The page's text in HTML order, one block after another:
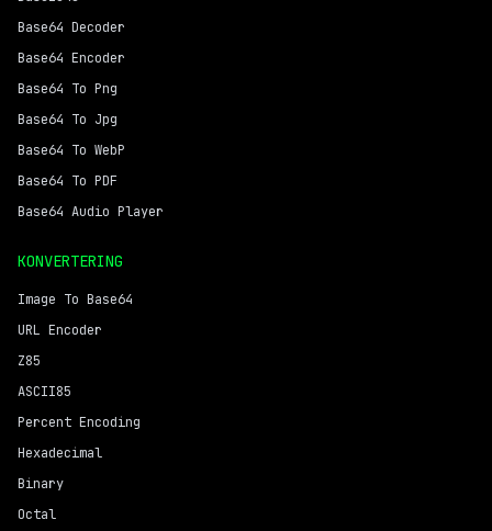
Base64 Decoder
Base64 Encoder
Base64 To Png
Base64 To Jpg
Base64 To WebP
Base64 To PDF
Base64 Audio Player
KONVERTERING
Image To Base64
URL Encoder
Z85
ASCII85
Percent Encoding
Hexadecimal
Binary
Octal